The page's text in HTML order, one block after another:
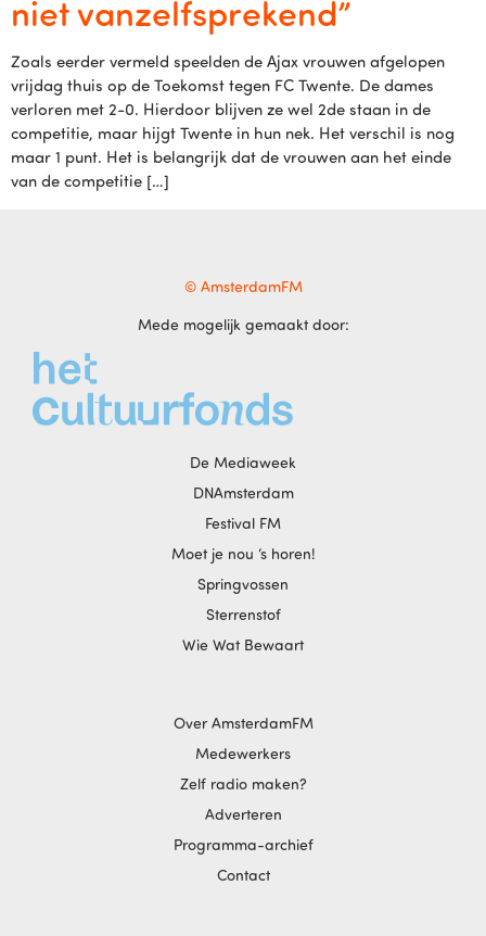
niet vanzelfsprekend”
Zoals eerder vermeld speelden de Ajax vrouwen afgelopen
vrijdag thuis op de Toekomst tegen FC Twente. De dames
verloren met 2-0. Hierdoor blijven ze wel 2de staan in de
competitie, maar hijgt Twente in hun nek. Het verschil is nog
maar 1 punt. Het is belangrijk dat de vrouwen aan het einde
van de competitie […]
© AmsterdamFM
Mede mogelijk gemaakt door:
De Mediaweek
DNAmsterdam
Festival FM
Moet je nou ‘s horen!
Springvossen
Sterrenstof
Wie Wat Bewaart
Over AmsterdamFM
Medewerkers
Zelf radio maken?
Adverteren
Programma-archief
Contact